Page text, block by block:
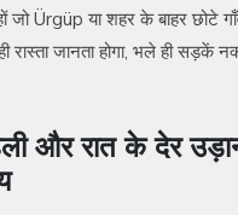
जो Ürgüp या शहर के बाहर छोटे
रास्ता जानता होगा, भले ही सड़कें
और रात के देर